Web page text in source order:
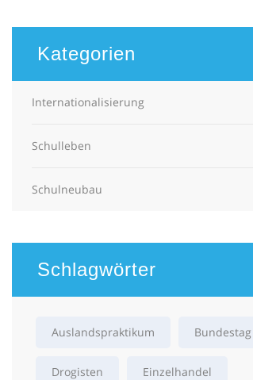
Kategorien
Internationalisierung
Schulleben
Schulneubau
Schlagwörter
Auslandspraktikum Bundestag
Drogisten Einzelhandel